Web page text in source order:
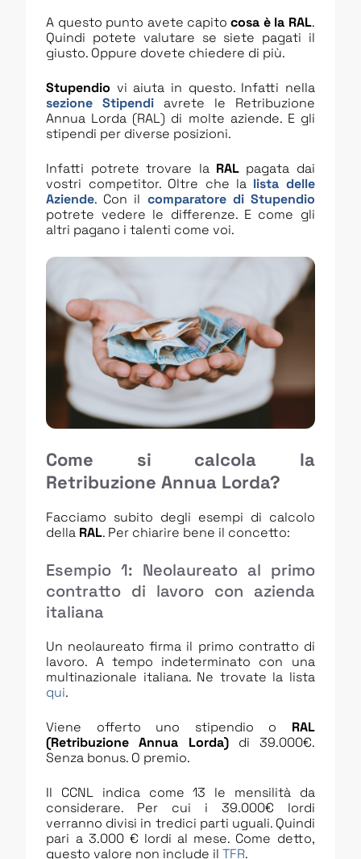
A questo punto avete capitocosa è la RAL.
Quindi potete valutare se siete pagati il
giusto. Oppure dovete chiedere di più.
Stupendio vi aiuta in questo. Infatti nella
sezione Stipendi avrete le Retribuzione
Annua Lorda (RAL) di molte aziende. E gli
stipendi per diverse posizioni.
Infatti potrete trovare la RALpagata dai
vostri competitor. Oltre che la lista delle
Aziende. Con il comparatore di Stupendio
potrete vedere le differenze. E come gli
altri pagano i talenti come voi.
Come si calcola la
Retribuzione Annua Lorda?
Facciamo subito degli esempi di calcolo
della RAL. Per chiarire bene il concetto:
Esempio 1: Neolaureato al primo
contratto di lavoro con azienda
italiana
Un neolaureato firma il primo contratto di
lavoro. A tempo indeterminato con una
multinazionale italiana. Ne trovate la lista
qui.
Viene offerto uno stipendio o RAL
(Retribuzione Annua Lorda)di 39.000€.
Senza bonus. O premio.
Il CCNL indica come 13 le mensilità da
considerare. Per cui i 39.000€ lordi
verranno divisi in tredici parti uguali. Quindi
pari a 3.000 € lordi al mese. Come detto,
questo valore non include ilTFR.